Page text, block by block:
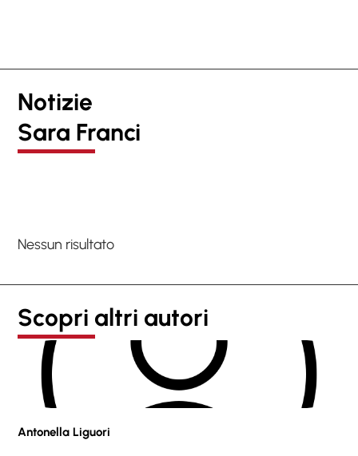
Notizie
Sara Franci
Nessun risultato
Scopri altri autori
Antonella Liguori